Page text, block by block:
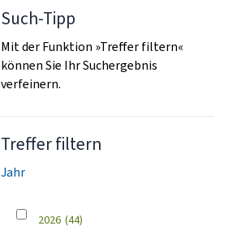
Such-Tipp
Mit der Funktion »Treffer filtern«
können Sie Ihr Suchergebnis
verfeinern.
Treffer filtern
Jahr
2026 (44)